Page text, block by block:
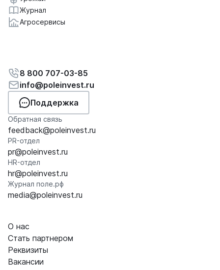
Журнал
Агросервисы
8 800 707-03-85
info@poleinvest.ru
Поддержка
Обратная связь
feedback@poleinvest.ru
PR-отдел
pr@poleinvest.ru
HR-отдел
hr@poleinvest.ru
Журнал поле.рф
media@poleinvest.ru
О нас
Стать партнером
Реквизиты
Вакансии